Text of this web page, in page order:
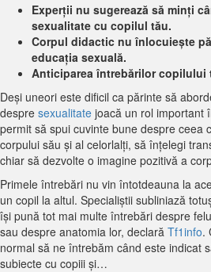
Experții nu sugerează să minți
sexualitate cu copilul tău.
Corpul didactic nu înlocuiește
educația sexuală.
Anticiparea întrebărilor copilului
Deși uneori este dificil ca părinte să
despre sexualitate joacă un rol important
permit să spui cuvinte bune despre ceea
corpului său și al celorlalți, să înțelegi
chiar să dezvolte o imagine pozitivă a
Primele întrebări nu vin întotdeauna la
un copil la altul. Specialiștii subliniază
își pună tot mai multe întrebări despre
sau despre anatomia lor, declară Tf1info.
normal să ne întrebăm când este indicat
subiecte cu copiii și…